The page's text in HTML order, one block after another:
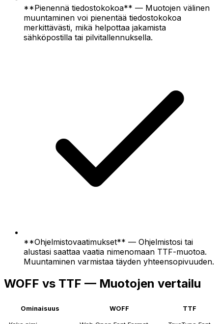
**Pienennä tiedostokokoa** — Muotojen välinen
muuntaminen voi pienentää tiedostokokoa
merkittävästi, mikä helpottaa jakamista
sähköpostilla tai pilvitallennuksella.
**Ohjelmistovaatimukset** — Ohjelmistosi tai
alustasi saattaa vaatia nimenomaan TTF-muotoa.
Muuntaminen varmistaa täyden yhteensopivuuden.
WOFF vs TTF — Muotojen vertailu
Ominaisuus WOFF TTF